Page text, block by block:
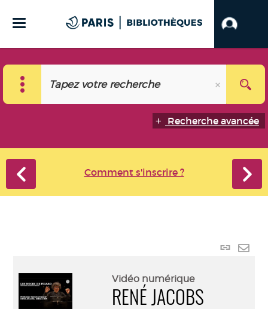
Recherche avancée
Comment s'inscrire ?
Lien
Vidéo numérique
RENÉ JACOBS